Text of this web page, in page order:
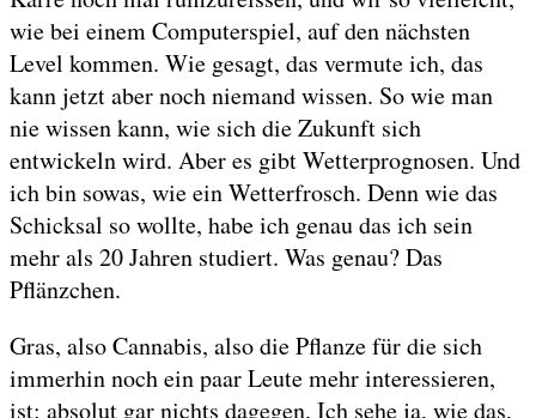
wie bei einem Computerspiel, auf den nächsten
Level kommen. Wie gesagt, das vermute ich, das
kann jetzt aber noch niemand wissen. So wie man
nie wissen kann, wie sich die Zukunft sich
entwickeln wird. Aber es gibt Wetterprognosen. Und
ich bin sowas, wie ein Wetterfrosch. Denn wie das
Schicksal so wollte, habe ich genau das ich sein
mehr als 20 Jahren studiert. Was genau? Das
Pflänzchen.
Gras, also Cannabis, also die Pflanze für die sich
immerhin noch ein paar Leute mehr interessieren,
ist: absolut gar nichts dagegen. Ich sehe ja, wie das,